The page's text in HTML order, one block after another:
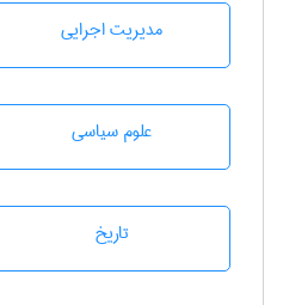
مديريت اجرايی
علوم سياسی
تاريخ